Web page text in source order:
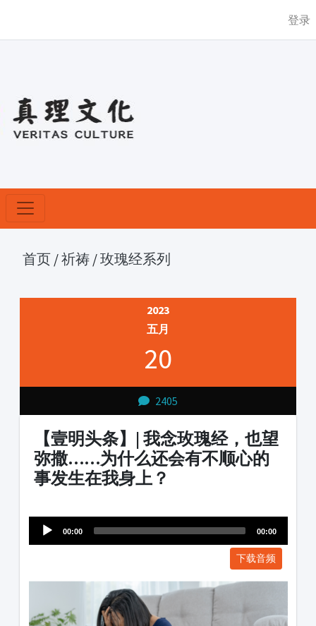
登录
首页 /祈祷 /玫瑰经系列
2023
五月
20
2405
【壹明头条】| 我念玫瑰经，也望
弥撒……为什么还会有不顺心的
事发生在我身上？
Player
00:00 00:00
下载音频